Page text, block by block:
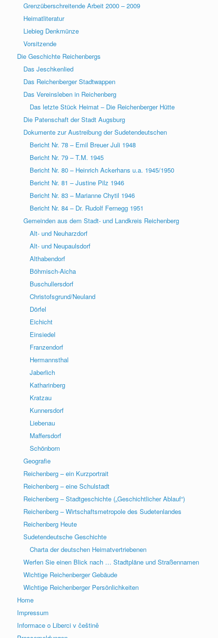
Grenzüberschreitende Arbeit 2000 – 2009
Heimatliteratur
Liebieg Denkmünze
Vorsitzende
Die Geschichte Reichenbergs
Das Jeschkenlied
Das Reichenberger Stadtwappen
Das Vereinsleben in Reichenberg
Das letzte Stück Heimat – Die Reichenberger Hütte
Die Patenschaft der Stadt Augsburg
Dokumente zur Austreibung der Sudetendeutschen
Bericht Nr. 78 – Emil Breuer Juli 1948
Bericht Nr. 79 – T.M. 1945
Bericht Nr. 80 – Heinrich Ackerhans u.a. 1945/1950
Bericht Nr. 81 – Justine Pilz 1946
Bericht Nr. 83 – Marianne Chytil 1946
Bericht Nr. 84 – Dr. Rudolf Fernegg 1951
Gemeinden aus dem Stadt- und Landkreis Reichenberg
Alt- und Neuharzdorf
Alt- und Neupaulsdorf
Althabendorf
Böhmisch-Aicha
Buschullersdorf
Christofsgrund/Neuland
Dörfel
Eichicht
Einsiedel
Franzendorf
Hermannsthal
Jaberlich
Katharinberg
Kratzau
Kunnersdorf
Liebenau
Maffersdorf
Schönborn
Geografie
Reichenberg – ein Kurzportrait
Reichenberg – eine Schulstadt
Reichenberg – Stadtgeschichte („Geschichtlicher Ablauf“)
Reichenberg – Wirtschaftsmetropole des Sudetenlandes
Reichenberg Heute
Sudetendeutsche Geschichte
Charta der deutschen Heimatvertriebenen
Werfen Sie einen Blick nach … Stadtpläne und Straßennamen
Wichtige Reichenberger Gebäude
Wichtige Reichenberger Persönlichkeiten
Home
Impressum
Informace o Liberci v češtině